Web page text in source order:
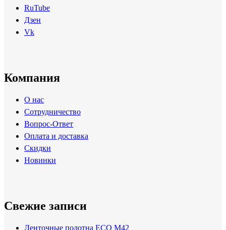
RuTube
Дзен
Vk
Компания
О нас
Сотрудничество
Вопрос-Ответ
Оплата и доставка
Скидки
Новинки
Свежие записи
Ленточные полотна ECO M42